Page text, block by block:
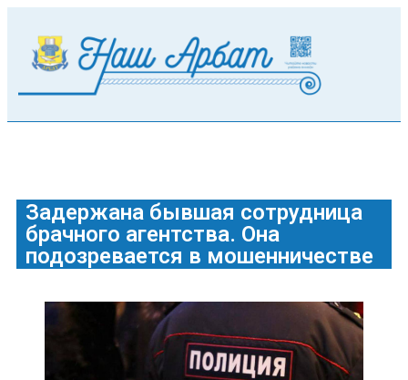
Задержана бывшая сотрудница
брачного агентства. Она
подозревается в мошенничестве